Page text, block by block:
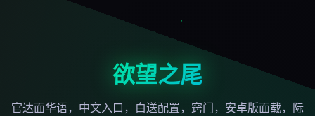
欲望之尾
官达面华语，中文入口，白送配置，窍门，安卓版面载，际